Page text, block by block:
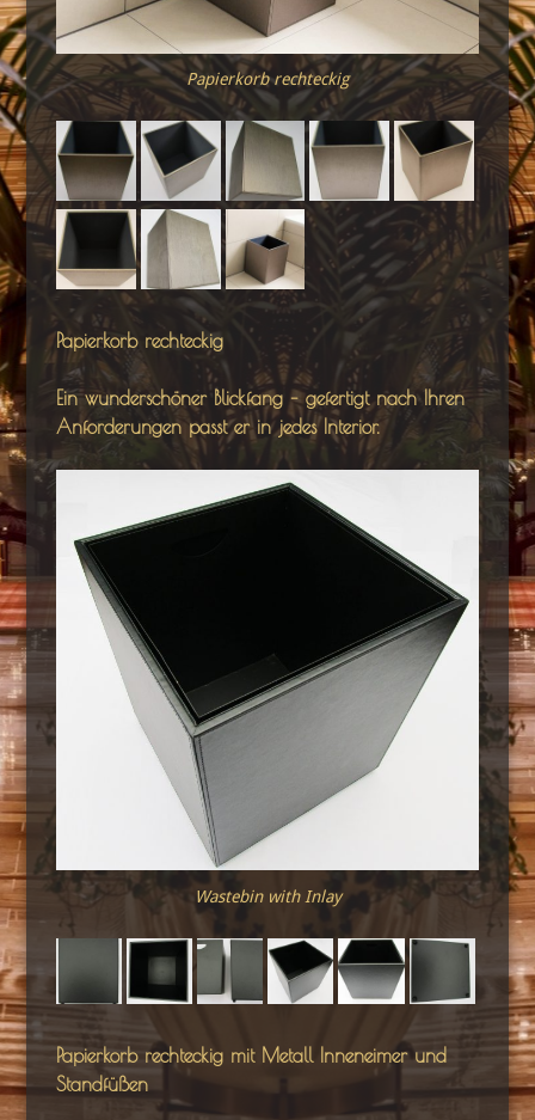
Papierkorb rechteckig
Papierkorb rechteckig
Ein wunderschöner Blickfang – gefertigt nach Ihren
Anforderungen passt er in jedes Interior.
Wastebin with Inlay
Papierkorb rechteckig mit Metall Inneneimer und
Standfüßen